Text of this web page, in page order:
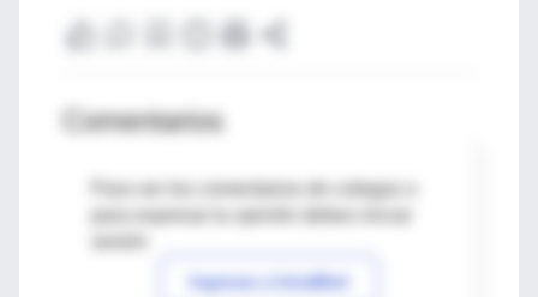
Comentarios
Para ver los comentarios de colegas o
Ingresar a IntraMed